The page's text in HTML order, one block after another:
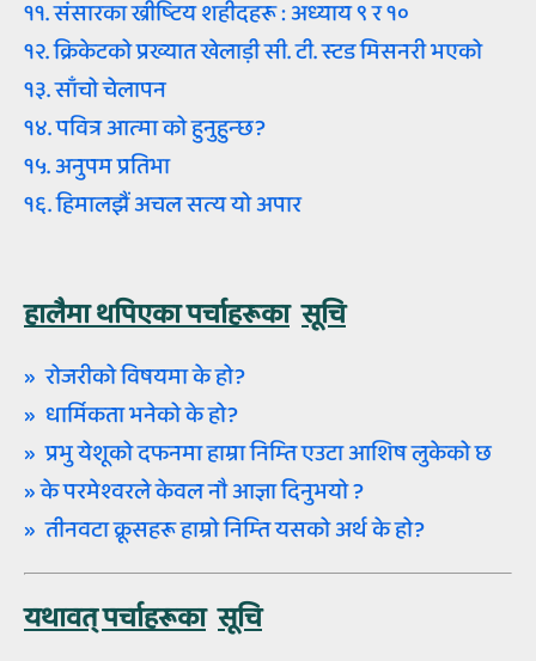
११. संसारका ख्रीष्‍टिय शहीदहरू : अध्‍याय ९ र १०
१२. क्रिकेटको प्रख्यात खेलाड़ी सी. टी. स्टड मिसनरी भएको
१३. साँचो चेलापन
१४. पवित्र आत्‍मा को हुनुहुन्‍छ?
१५. अनुपम प्रतिभा
१६. हिमालझैं अचल सत्‍य यो अपार
हालैमा थपिएका पर्चाहरूका सूचि
» रोजरीको विषयमा के हो?
» धार्मिकता भनेको के हो?
» प्रभु येशूको दफनमा हाम्रा निम्‍ति एउटा आशिष लुकेको छ
» के परमेश्‍वरले केवल नौ आज्ञा दिनुभयो ?
» तीनवटा क्रूसहरू हाम्रो निम्‍ति यसको अर्थ के हो?
यथावत्‌ पर्चाहरूका सूचि